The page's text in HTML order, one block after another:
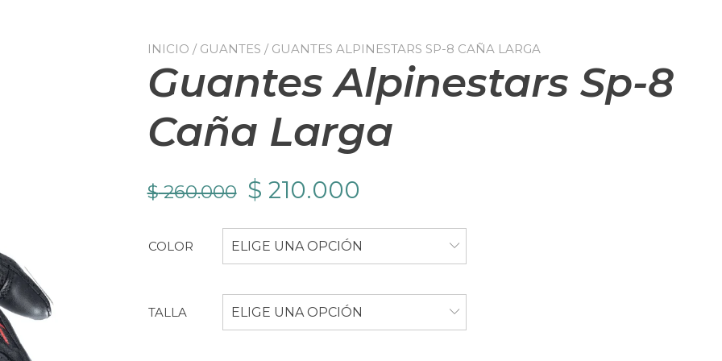
INICIO / GUANTES / GUANTES ALPINESTARS SP-8 CAÑA LARGA
Guantes Alpinestars Sp-8
Caña Larga
$260.000 El
precio
original
era:
$ 260.000.
$ 210.000
precio
actual
es:
$ 210.000.
COLOR ELIGE UNA OPCIÓN
TALLA ELIGE UNA OPCIÓN